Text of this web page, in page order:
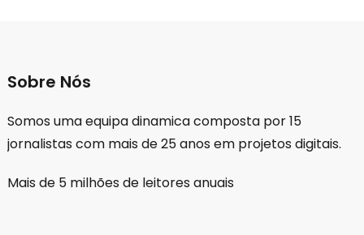
Sobre Nós
Somos uma equipa dinamica composta por 15
jornalistas com mais de 25 anos em projetos digitais.
Mais de 5 milhões de leitores anuais